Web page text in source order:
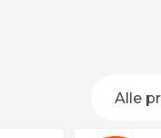
Alle